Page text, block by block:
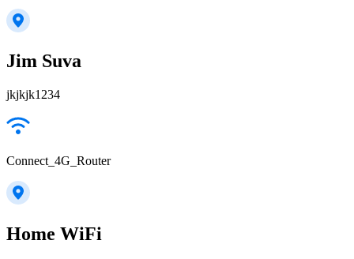
Jim Suva
jkjkjk1234
Connect_4G_Router
Home WiFi